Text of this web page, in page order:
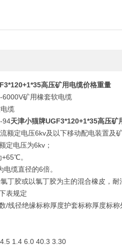
高压矿用电缆价格重量
矿用橡套软电缆
缆
94天津小猫牌UGF3*120+1*35高压矿
额定电压6kv及以下移动配电装置及
定电压为6kv；
。
缆直径的6倍。
丁胶或以氯丁胶为主的混合橡皮，耐
表规定
/线径绝缘标称厚度护套标称厚度标
1.4 6.0 40.3 3.30